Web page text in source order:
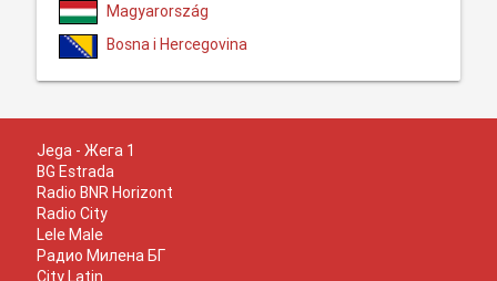
Magyarország
Bosna i Hercegovina
Jega - Жега 1
BG Estrada
Radio BNR Horizont
Radio City
Lele Male
Радио Милена БГ
City Latin